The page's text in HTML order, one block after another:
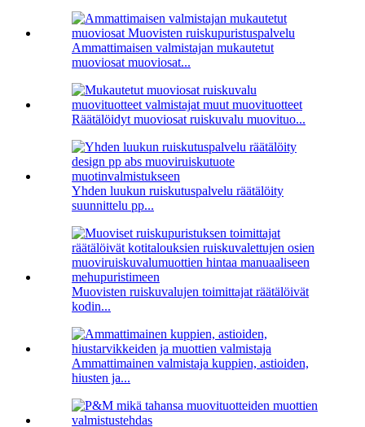
Ammattimaisen valmistajan mukautetut
muoviosat muoviosat...
Räätälöidyt muoviosat ruiskuvalu muovituo...
Yhden luukun ruiskutuspalvelu räätälöity
suunnittelu pp...
Muovisten ruiskuvalujen toimittajat räätälöivät
kodin...
Ammattimainen valmistaja kuppien, astioiden,
hiusten ja...